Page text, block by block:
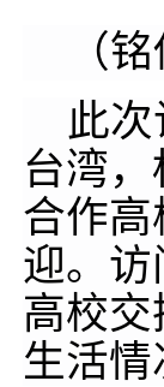
（
此
台湾
合作
迎。
高校
生活